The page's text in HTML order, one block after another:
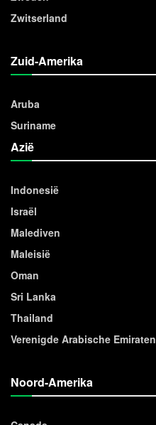
Zwitserland
Zuid-Amerika
Aruba
Suriname
Azië
Indonesië
Israël
Malediven
Maleisië
Oman
Sri Lanka
Thailand
Verenigde Arabische Emiraten
Noord-Amerika